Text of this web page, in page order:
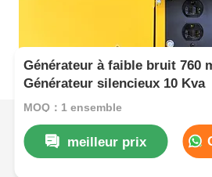
Générateur à faible bruit 760
Générateur silencieux 10 Kva
MOQ：1 ensemble
meilleur prix